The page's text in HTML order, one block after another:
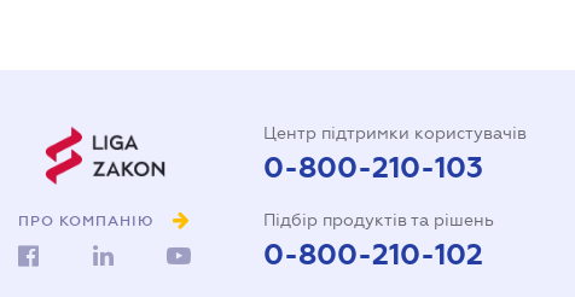
ПРО КОМПАНІЮ
Центр підтримки користувачів
0-800-210-103
Підбір продуктів та рішень
0-800-210-102